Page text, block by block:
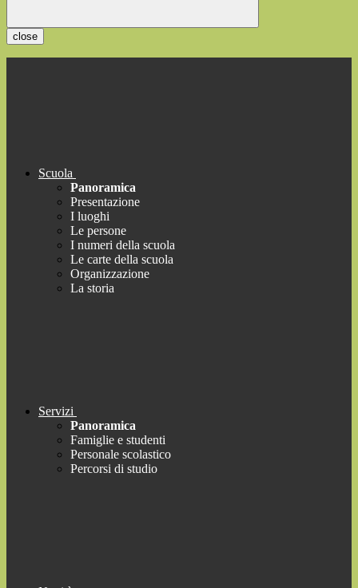
close
Scuola
Panoramica
Presentazione
I luoghi
Le persone
I numeri della scuola
Le carte della scuola
Organizzazione
La storia
Servizi
Panoramica
Famiglie e studenti
Personale scolastico
Percorsi di studio